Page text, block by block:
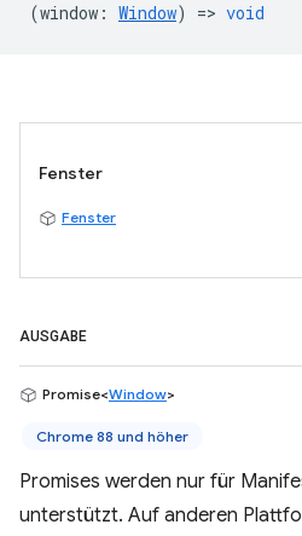
(window : Window) => void
Fenster
Fenster
AUSGABE
Promise<Window>
Chrome 88 und höher
Promises werden nur für
unterstützt. Auf anderen